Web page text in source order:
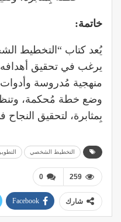
خاتمة:
يُعد كتاب “التخطيط
يرغب في تحقيق
منهجية مُدروسة
وضع خطة مُحكمة،
بِمثابرة، لتحقيق
التخطيط الشخصي
0 259
شارك Facebook